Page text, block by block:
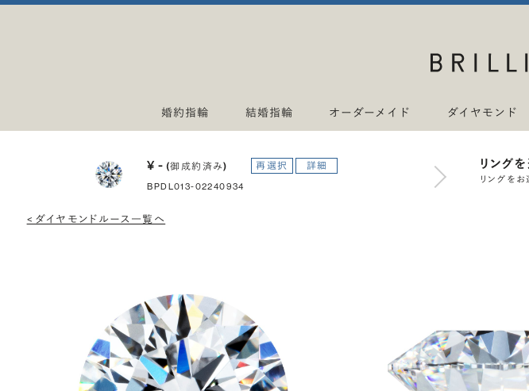
婚約指輪 結婚指輪 オーダーメイド ダイヤモンド
¥ -(御成約済み) 再選択 詳細
BPDL013-02240934
リング
リングをお
< ダイヤモンドルース一覧へ